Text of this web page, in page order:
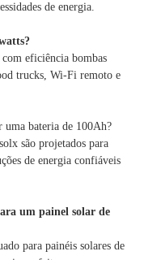
de energia.
eficiência bombas
trucks, Wi-Fi remoto e
uma bateria de 100Ah?
são projetados para
de energia confiáveis
um painel solar de
para painéis solares de